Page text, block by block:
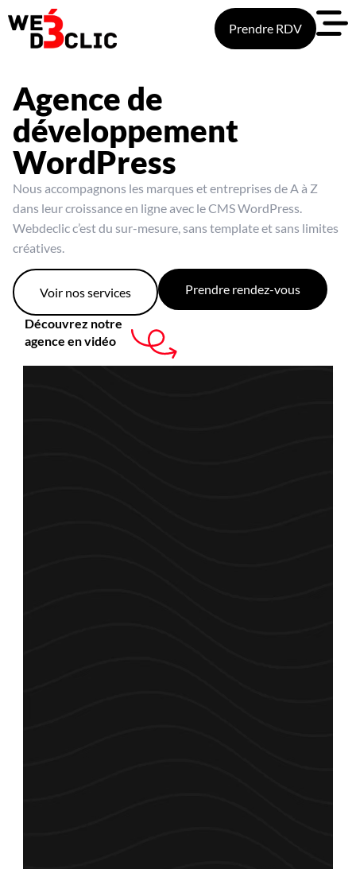
Prendre RDV
Agence de
développement
WordPress
Nous accompagnons les marques et entreprises de A à Z
dans leur croissance en ligne avec le CMS WordPress.
Webdeclic c’est du sur-mesure, sans template et sans limites
créatives.
Voir nos services Prendre rendez-vous
Découvrez notre
agence en vidéo